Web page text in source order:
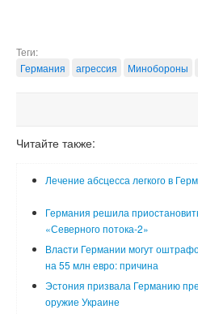
Теги:
Германия
агрессия Минобороны
Читайте также:
Лечение абсцесса легкого в
Германия решила
«Северного потока-2»
Власти Германии могут
на 55 млн евро: причина
Эстония призвала Германию
оружие Украине